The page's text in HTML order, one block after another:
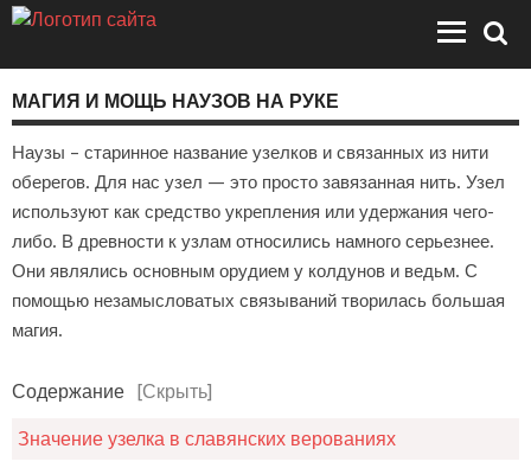
МАГИЯ И МОЩЬ НАУЗОВ НА РУКЕ
Наузы – старинное название узелков и связанных из нити
оберегов. Для нас узел — это просто завязанная нить. Узел
используют как средство укрепления или удержания чего-
либо. В древности к узлам относились намного серьезнее.
Они являлись основным орудием у колдунов и ведьм. С
помощью незамысловатых связываний творилась большая
магия.
Содержание [Скрыть]
Значение узелка в славянских верованиях